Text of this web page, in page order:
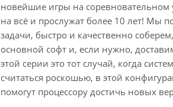
новейшие игры на
на всё и прослужат более 10 лет! Мы
задачи, быстро и качественно
основной софт и, если нужно,
этой серии это тот случай, когда
считаться роскошью, в этой
помогут процессору достичь новых